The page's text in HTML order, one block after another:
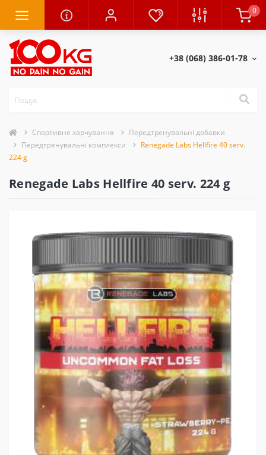
0
+38 (068) 386-01-78
Спортивне харчування
Передтренувальні добавки
Передтренувальні комплекси
Renegade Labs Hellfire 40 serv.
224 g
Renegade Labs Hellfire 40 serv. 224 g